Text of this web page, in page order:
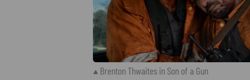
Brenton Thwaites in Son of a Gun